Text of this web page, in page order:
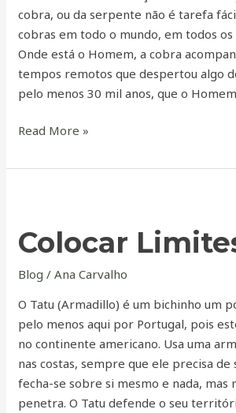
cobra, ou da serpente não é tarefa
cobras em todo o mundo, em todos os
Onde está o Homem, a cobra
tempos remotos que despertou algo
pelo menos 30 mil anos, que o
Read More »
Colocar
Blog /Ana Carvalho
O Tatu (Armadillo) é um bichinho um
pelo menos aqui por Portugal, pois
no continente americano. Usa uma
nas costas, sempre que ele precisa
fecha-se sobre si mesmo e nada, mas
penetra. O Tatu defende o seu